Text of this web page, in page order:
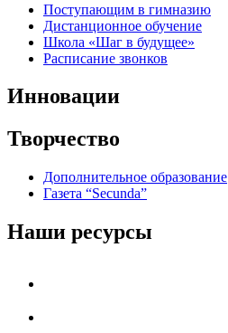
Поступающим в гимназию
Дистанционное обучение
Школа «Шаг в будущее»
Расписание звонков
Инновации
Творчество
Дополнительное образование
Газета “Secunda”
Наши ресурсы